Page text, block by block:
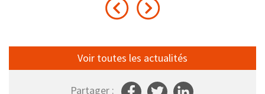
Voir toutes les actualités
Partager :